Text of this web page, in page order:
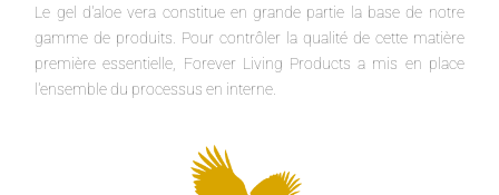
Le gel d'aloe vera constitue en grande partie la base de notre
gamme de produits. Pour contrôler la qualité de cette matière
première essentielle, Forever Living Products a mis en place
l'ensemble du processus en interne.